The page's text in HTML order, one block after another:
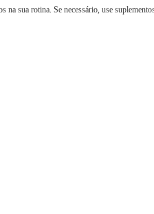
sua rotina. Se necessário, use